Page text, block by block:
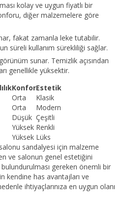
kolay ve uygun fiyatlı bir
diğer malzemelere göre
fakat zamanla leke tutabilir.
süreli kullanım sürekliliği sağlar.
sunar. Temizlik açısından
genellikle yüksektir.
KonforEstetik
Orta
Klasik
Orta
Modern
Düşük Çeşitli
Yüksek Renkli
Yüksek Lüks
sandalyesi için malzeme
ve salonun genel estetiğini
gereken önemli bir
kendine has avantajları ve
ihtiyaçlarınıza en uygun olanı